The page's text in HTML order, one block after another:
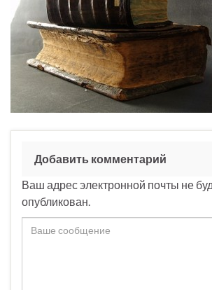
Добавить комментарий
Ваш адрес электронной почты не
опубликован.